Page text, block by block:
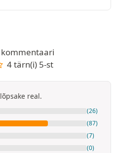
4 tärn(i) 5-st
real.
(26)
(87)
(7)
(0)